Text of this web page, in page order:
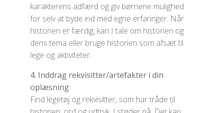
karakterens adfærd og giv børnene mulighed
for selv at byde ind med egne erfaringer. Når
historien er færdig, kan I tale om historien og
dens tema eller bruge historien som afsæt til
lege og aktiviteter.
4. Inddrag rekvisitter/artefakter i din
oplæsning
Find legetøj og rekvisitter, som har tråde til